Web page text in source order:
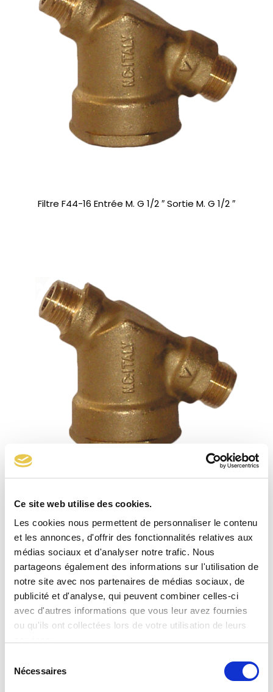
Ce site web utilise des cookies.
Les cookies nous permettent de personnaliser le contenu
et les annonces, d'offrir des fonctionnalités relatives aux
médias sociaux et d'analyser notre trafic. Nous
partageons également des informations sur l'utilisation de
notre site avec nos partenaires de médias sociaux, de
publicité et d'analyse, qui peuvent combiner celles-ci
avec d'autres informations que vous leur avez fournies
ou qu'ils ont collectées lors de votre utilisation de leurs
Nécessaires
Filtre F44-16 Entrée M. G 1/2 ″ Sortie M. G 1/2 ″
Filtre F44-34 Entrée M. G 1/2 ″ Sortie M. G 1/2 ″